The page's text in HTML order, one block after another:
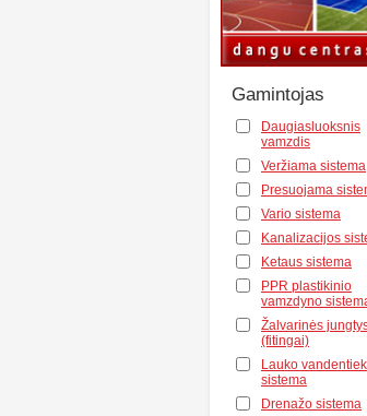
Gamintojas
Daugiasluoksnis
vamzdis
Veržiama sistema
Presuojama
Vario sistema
Kanalizacijos
Ketaus sistema
PPR plastikinio
vamzdyno
Žalvarinės
(fitingai)
Lauko
sistema
Drenažo sistema